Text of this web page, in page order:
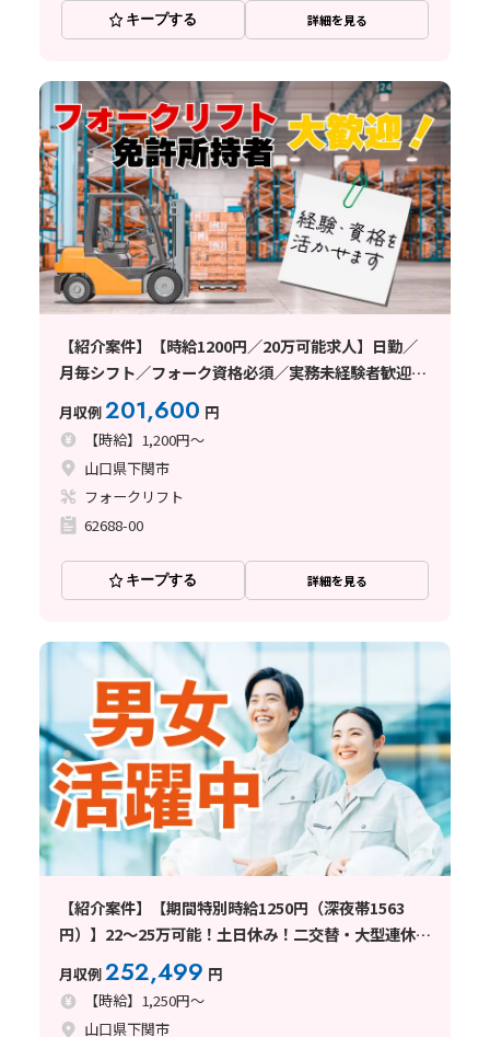
キープする 詳細を見る
【紹介案件】【時給1200円／20万可能求人】日勤／
月毎シフト／フォーク資格必須／実務未経験者歓迎の
月収例201,600 円
【時給】1,200円～
山口県下関市
フォークリフト
62688-00
キープする 詳細を見る
【紹介案件】【期間特別時給1250円（深夜帯1563
円）】22～25万可能！土日休み！二交替・大型連休あ
りの求人
月収例252,499 円
【時給】1,250円～
山口県下関市